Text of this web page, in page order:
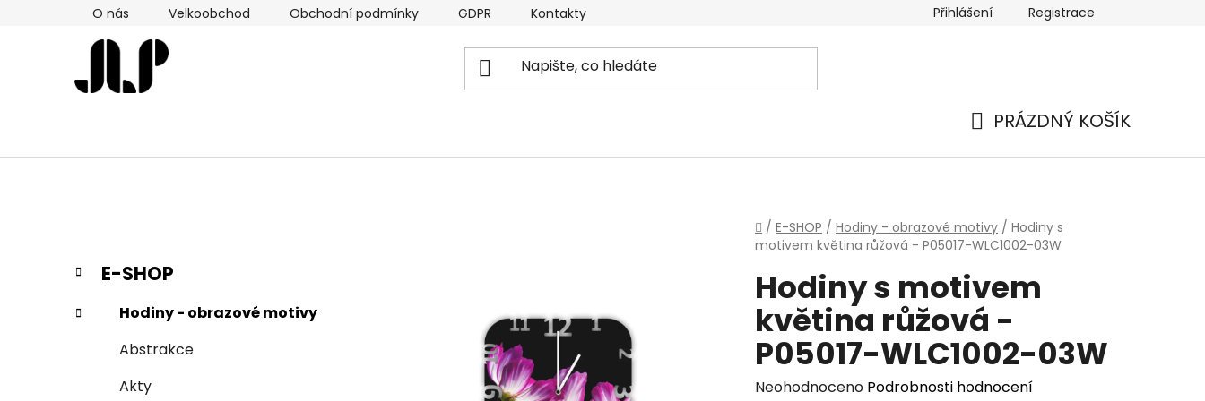
O nás Velkoobchod Obchodní podmínky GDPR Kontakty Přihlášení Registrace
PRÁZDNÝ KOŠÍK
Domů
/ E-SHOP / Hodiny - obrazové motivy / Hodiny s
motivem květina růžová - P05017-WLC1002-03W
P
s
Přeskočit
kategorie
K
a
t
e
E-SHOP
Hodiny - obrazové motivy
Abstrakce
Akty
Hodiny s motivem
květina růžová -
P05017-WLC1002-03W
Průměrné
Neohodnoceno Podrobnosti hodnocení